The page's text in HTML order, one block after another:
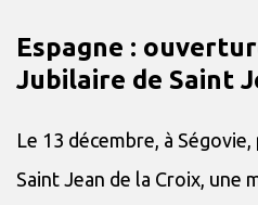
Espagne :
Jubilaire de Saint
Le 13 décembre, à
Saint Jean de la Croix, une